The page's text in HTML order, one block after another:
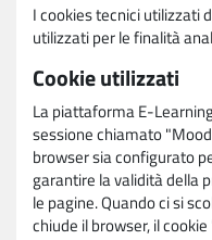
I cookies tecnici utilizzati
utilizzati per le finalità
Cookie utilizzati
La piattaforma E-
sessione chiamato
browser sia configurato
garantire la validità della
le pagine. Quando ci si
chiude il browser, il